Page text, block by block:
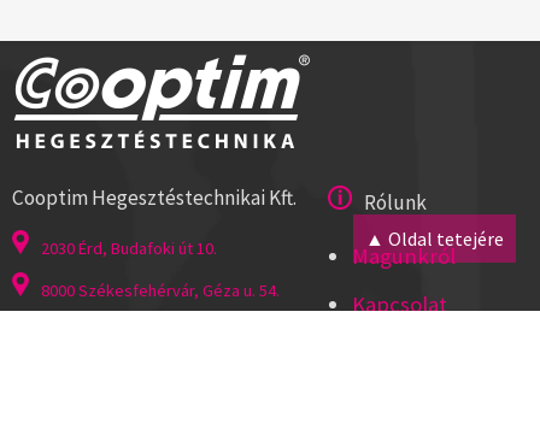
▲ Oldal tetejére
Cooptim Hegesztéstechnikai Kft.
2030 Érd, Budafoki út 10.
8000 Székesfehérvár, Géza u. 54.
Rólunk
Magunkról
Kapcsolat